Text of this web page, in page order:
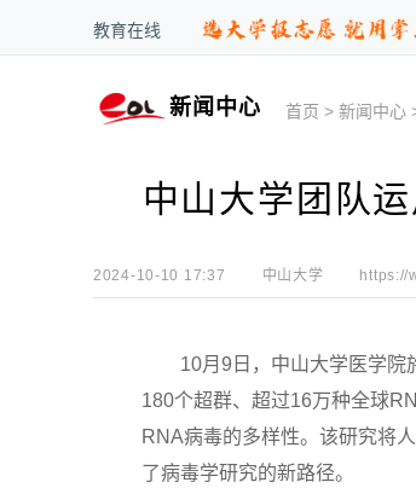
教育在线
新闻中心 首页 >新闻中心
中山大学团队
2024-10-10 17:37 中山大学 https://
10月9日，中山大学医学院施
180个超群、超过16万种全球
RNA病毒的多样性。该研究将
了病毒学研究的新路径。